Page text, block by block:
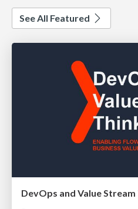
See All Featured